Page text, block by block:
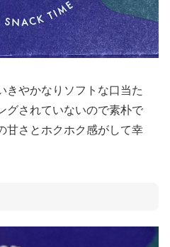
きやかなりソフトな口当た
グされていないので素朴で
甘さとホクホク感がして幸